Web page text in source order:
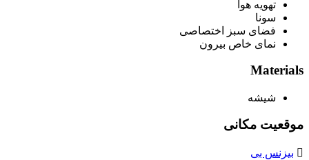
تهویه هوا
سونا
فضای سبز اختصاصی
نمای خاص بیرون
Materials
شیشه
موقعیت مکانی
بیزنس بی